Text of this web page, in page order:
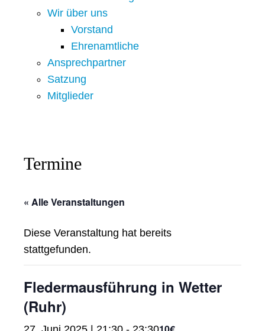
Wir über uns
Vorstand
Ehrenamtliche
Ansprechpartner
Satzung
Mitglieder
Termine
« Alle Veranstaltungen
Diese Veranstaltung hat bereits
stattgefunden.
Fledermausführung in Wetter
(Ruhr)